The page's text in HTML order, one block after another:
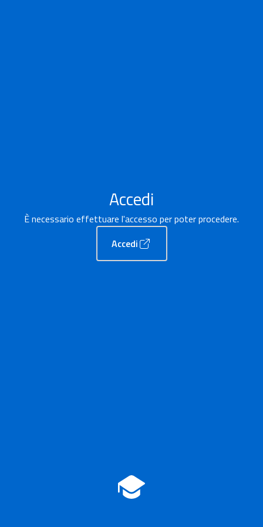
Accedi
È necessario effettuare l'accesso per poter procedere.
Accedi